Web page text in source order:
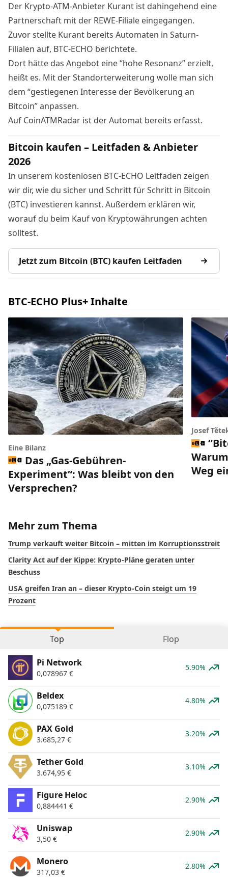
Der Krypto-ATM-Anbieter Kurant ist dahingehend eine
Partnerschaft mit der REWE-Filiale eingegangen.
Zuvor stellte Kurant bereits Automaten in Saturn-
Filialen auf, BTC-ECHO berichtete.
Dort hätte das Angebot eine “hohe Resonanz” erzielt,
heißt es. Mit der Standorterweiterung wolle man sich
dem “gestiegenen Interesse der Bevölkerung an
Bitcoin” anpassen.
Auf CoinATMRadar ist der Automat bereits erfasst.
Bitcoin kaufen – Leitfaden & Anbieter
2026
In unserem kostenlosen BTC-ECHO Leitfaden zeigen
wir dir, wie du sicher und Schritt für Schritt in Bitcoin
(BTC) investieren kannst. Außerdem erklären wir,
worauf du beim Kauf von Kryptowährungen achten
solltest.
Jetzt zum Bitcoin (BTC) kaufen Leitfaden
BTC-ECHO Plus+ Inhalte
Eine Bilanz
Das „Gas-Gebühren-
Experiment“: Was bleibt von den
Versprechen?
Josef
Weg
Mehr zum Thema
Trump verkauft weiter Bitcoin – mitten im Korruptionsstreit
Clarity Act auf der Kippe: Krypto-Pläne geraten unter
Beschuss
USA greifen Iran an – dieser Krypto-Coin steigt um 19
Prozent
Top Flop
Pi Network
0,078967 €
5.90%
Beldex
0,075189 €
4.80%
PAX Gold
3.685,27 €
3.20%
Tether Gold
3.674,95 €
3.10%
Figure Heloc
0,884441 €
2.90%
Uniswap
3,50 €
2.90%
Monero
317,03 €
2.80%